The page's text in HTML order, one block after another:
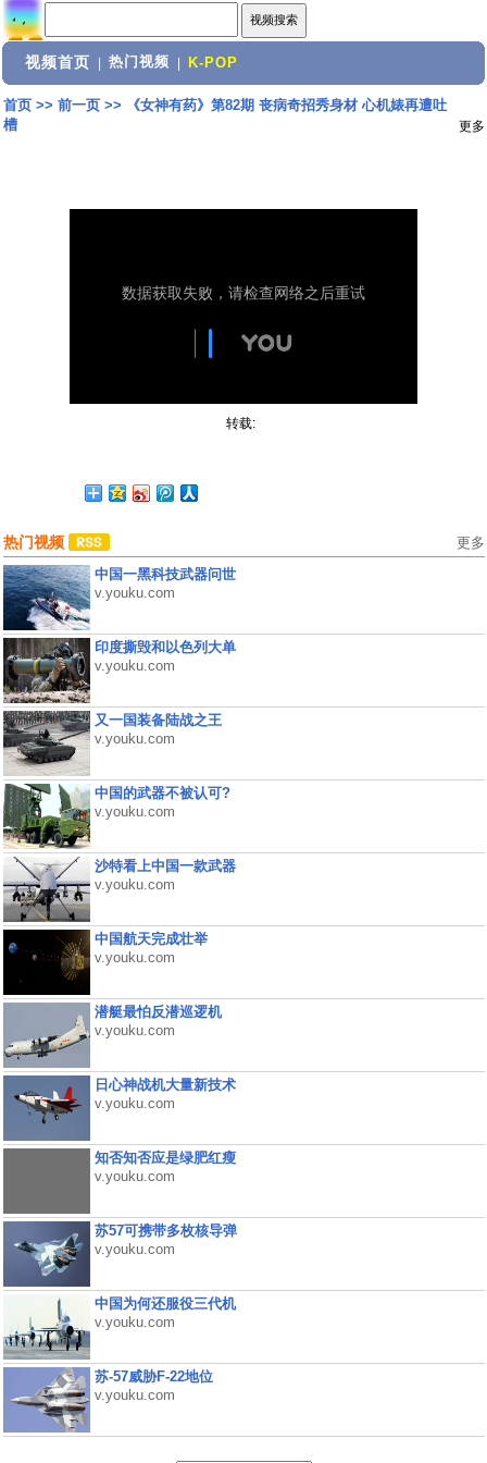
视频首页 热门视频 K-POP
首页>> 前一页>>
《女神有药》第82期 丧病奇招秀身材 心机婊再遭吐
槽
更多
转载:
热门视频 更多
中国一黑科技武器问世
v.youku.com
印度撕毁和以色列大单
v.youku.com
又一国装备陆战之王
v.youku.com
中国的武器不被认可?
v.youku.com
沙特看上中国一款武器
v.youku.com
中国航天完成壮举
v.youku.com
潜艇最怕反潜巡逻机
v.youku.com
日心神战机大量新技术
v.youku.com
知否知否应是绿肥红瘦
v.youku.com
苏57可携带多枚核导弹
v.youku.com
中国为何还服役三代机
v.youku.com
苏-57威胁F-22地位
v.youku.com